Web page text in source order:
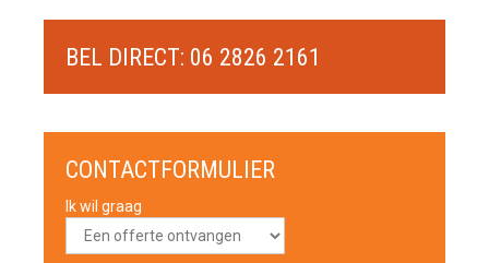
BEL DIRECT: 06 2826 2161
CONTACTFORMULIER
Ik wil graag